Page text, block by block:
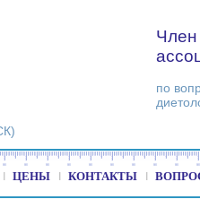
Член
по
ЦЕНЫ КОНТАКТЫ